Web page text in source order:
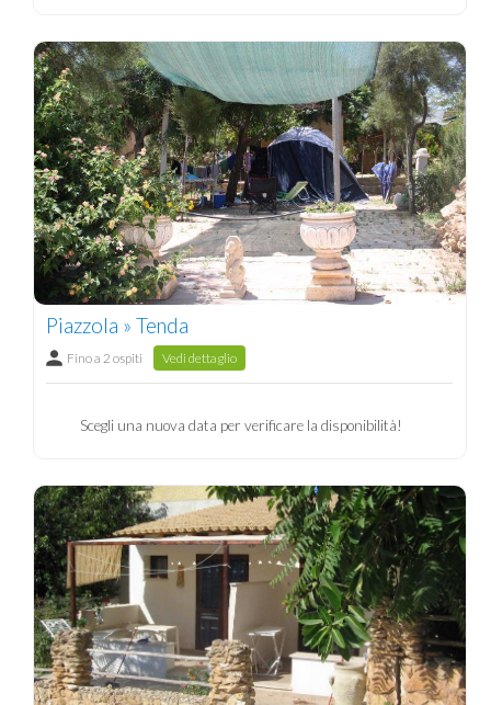
Piazzola » Tenda
Fino a 2 ospiti Vedi dettaglio
Scegli una nuova data per verificare la disponibilità!